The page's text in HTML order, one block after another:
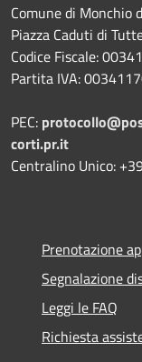
Comune di Monchio
Piazza Caduti di
Codice Fiscale:
Partita IVA:
PEC:
corti.pr.it
Centralino Unico:
Prenotazione
Segnalazione
Leggi le FAQ
Richiesta